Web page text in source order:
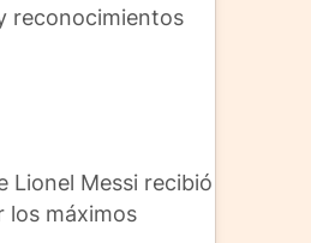
reconocimientos
Lionel Messi recibió
los máximos